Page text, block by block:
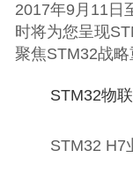
2017年9月11日
时将为您呈现
聚焦STM32战略
STM32物
STM32 H7